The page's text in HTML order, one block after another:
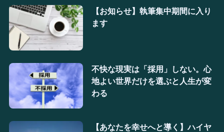
【お知らせ】執筆集中期間に入り
ます
不快な現実は「採用」しない。心
地よい世界だけを選ぶと人生が変
わる
【あなたを幸せへと導く】ハイヤ